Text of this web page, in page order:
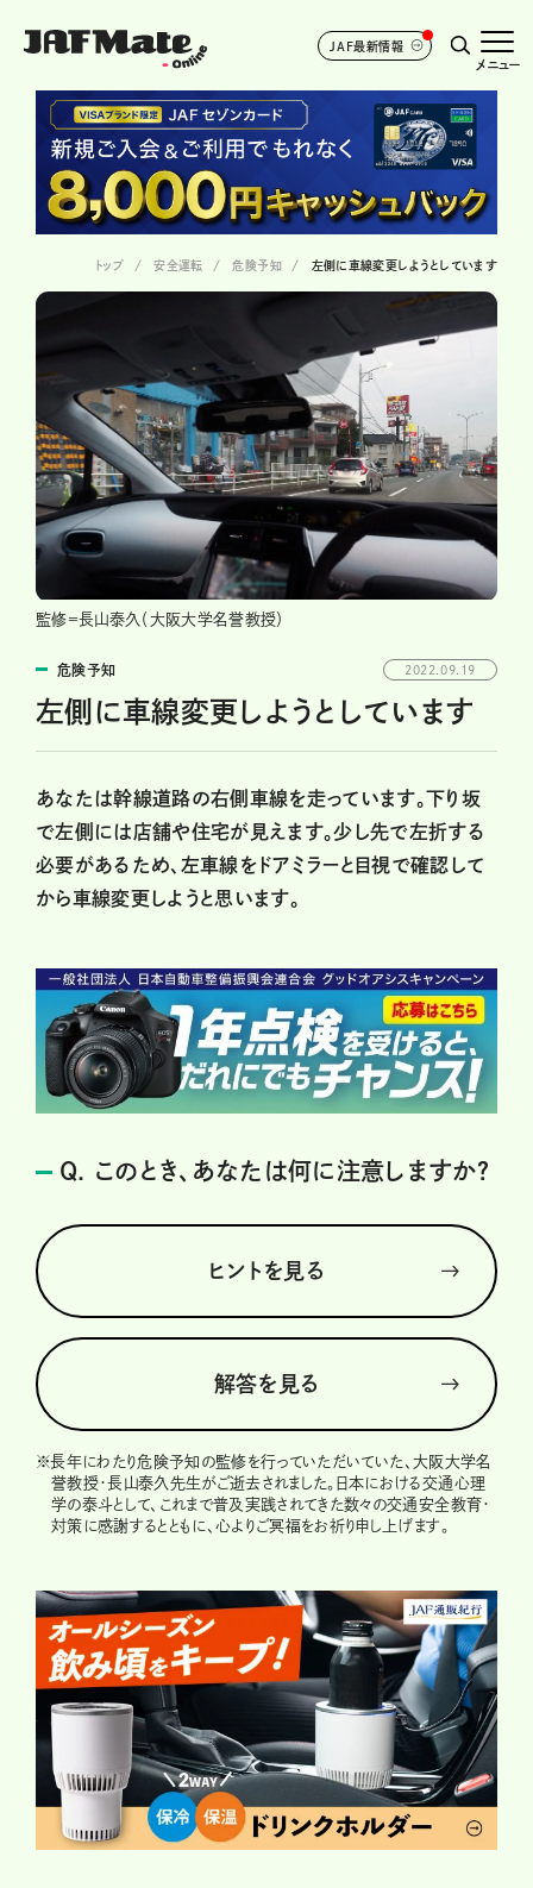
JAF最新情報
メニュー
トップ 安全運転 危険予知 左側に車線変更しようとしています
監修＝長山泰久（大阪大学名誉教授）
危険予知 2022.09.19
左側に車線変更しようとしています
あなたは幹線道路の右側車線を走っています。下り坂
で左側には店舗や住宅が見えます。少し先で左折する
必要があるため、左車線をドアミラーと目視で確認して
から車線変更しようと思います。
Q. このとき、あなたは何に注意しますか？
ヒントを見る
解答を見る
※長年にわたり危険予知の監修を行っていただいていた、大阪大学名
誉教授・長山泰久先生がご逝去されました。日本における交通心理
学の泰斗として、これまで普及実践されてきた数々の交通安全教育・
対策に感謝するとともに、心よりご冥福をお祈り申し上げます。